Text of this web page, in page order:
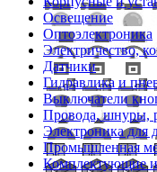
Освещение
Оптоэлектроника
Электричество,
Датчики
Гидравлика и
Выключатели
Провода, шнуры,
Электроника для
Промышленная
Комплектующие